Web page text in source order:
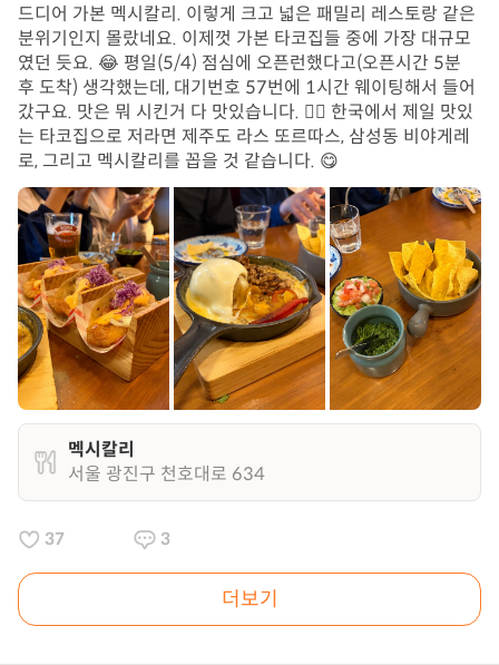
드디어 가본 멕시칼리. 이렇게 크고 넓은 패밀리 레스토랑 같은
분위기인지 몰랐네요. 이제껏 가본 타코집들 중에 가장 대규모
였던 듯요. 😂 평일(5/4) 점심에 오픈런했다고(오픈시간 5분
후 도착) 생각했는데, 대기번호 57번에 1시간 웨이팅해서 들어
갔구요. 맛은 뭐 시킨거 다 맛있습니다. 👍🏻 한국에서 제일 맛있
는 타코집으로 저라면 제주도 라스 또르따스, 삼성동 비야게레
로, 그리고 멕시칼리를 꼽을 것 같습니다. 😋
멕시칼리
서울 광진구 천호대로 634
37 3
더보기